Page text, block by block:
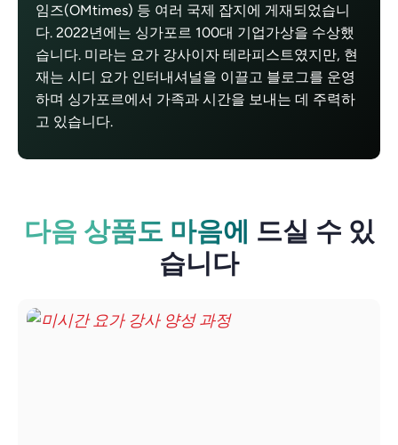
임즈(OMtimes) 등 여러 국제 잡지에 게재되었습니
다. 2022년에는 싱가포르 100대 기업가상을 수상했
습니다. 미라는 요가 강사이자 테라피스트였지만, 현
재는 시디 요가 인터내셔널을 이끌고 블로그를 운영
하며 싱가포르에서 가족과 시간을 보내는 데 주력하
고 있습니다.
다음 상품도 마음에 드실 수 있
습니다